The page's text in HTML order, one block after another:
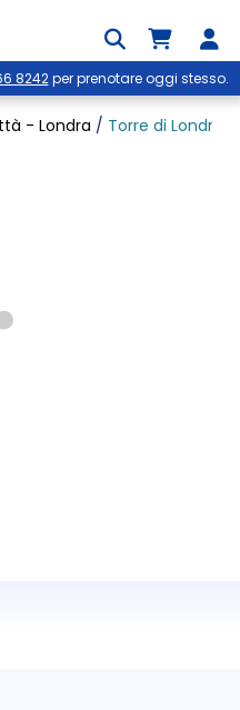
8242per prenotare oggi stesso.
- Londra / Torre di Londra